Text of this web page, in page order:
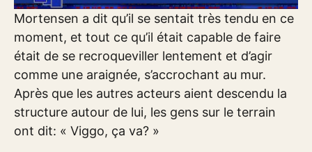
Mortensen a dit qu’il se sentait très tendu en ce
moment, et tout ce qu’il était capable de faire
était de se recroqueviller lentement et d’agir
comme une araignée, s’accrochant au mur.
Après que les autres acteurs aient descendu la
structure autour de lui, les gens sur le terrain
ont dit: « Viggo, ça va? »